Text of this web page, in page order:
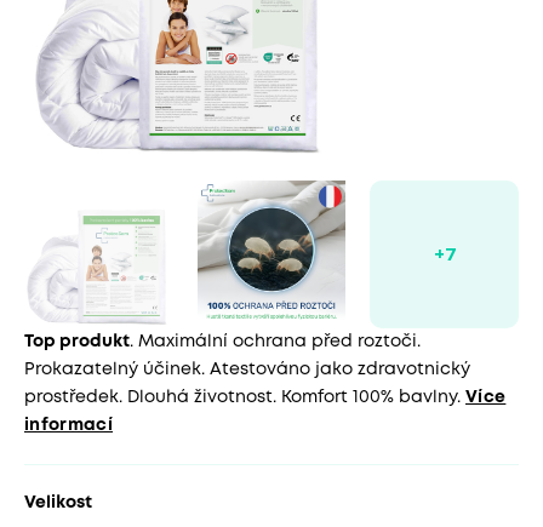
Top produkt. Maximální ochrana před roztoči.
Prokazatelný účinek. Atestováno jako zdravotnický
prostředek. Dlouhá životnost. Komfort 100% bavlny. Více
informací
Velikost